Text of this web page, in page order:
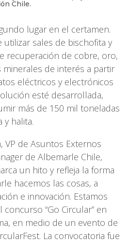
Chile.
lugar en el certamen.
sales de bischofita y
recuperación de cobre, oro,
minerales de interés a partir
eléctricos y electrónicos
esté desarrollada,
más de 150 mil toneladas
y halita.
VP de Asuntos Externos
de Albemarle Chile,
un hito y refleja la forma
hacemos las cosas, a
e innovación. Estamos
“Go Circular” en
en medio de un evento de
La convocatoria fue